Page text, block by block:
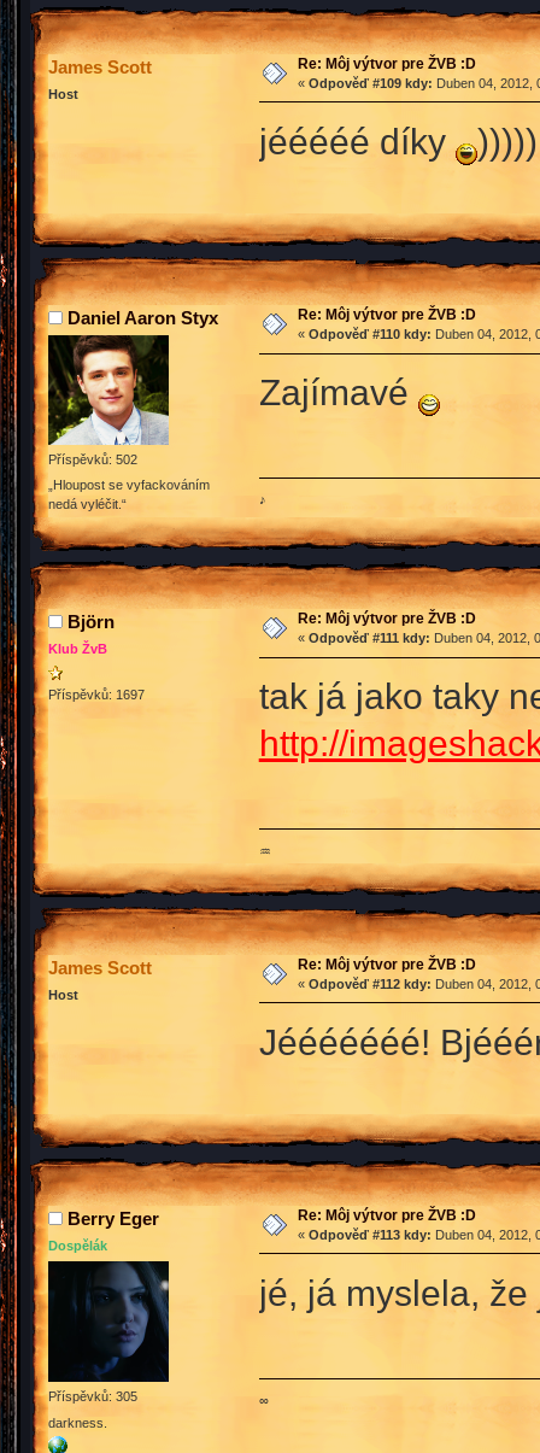
James Scott
Host
Re: Môj výtvor pre ŽVB :D
« Odpověď #109 kdy: Duben 04, 2012,
jééééé díky )))))
Daniel Aaron Styx
Příspěvků: 502
„Hloupost se vyfackováním
nedá vyléčit.“
Re: Môj výtvor pre ŽVB :D
« Odpověď #110 kdy: Duben 04, 2012,
Zajímavé
♪
Björn
Klub ŽvB
Příspěvků: 1697
Re: Môj výtvor pre ŽVB :D
« Odpověď #111 kdy: Duben 04, 2012,
tak já jako taky
http://
♒
James Scott
Host
Re: Môj výtvor pre ŽVB :D
« Odpověď #112 kdy: Duben 04, 2012,
Jééééééé!
Berry Eger
Dospělák
Příspěvků: 305
darkness.
Re: Môj výtvor pre ŽVB :D
« Odpověď #113 kdy: Duben 04, 2012,
jé, já myslela,
∞